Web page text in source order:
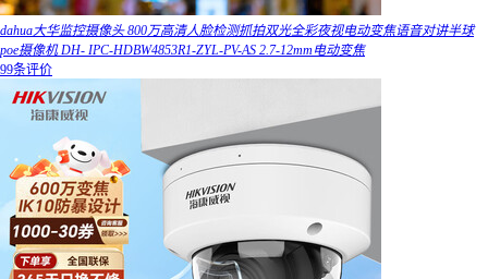
dahua大华监控摄像头 800万高清人脸检测抓拍双光全彩夜视电动变焦语音对讲半球
poe摄像机 DH- IPC-HDBW4853R1-ZYL-PV-AS 2.7-12mm电动变焦
99条评价